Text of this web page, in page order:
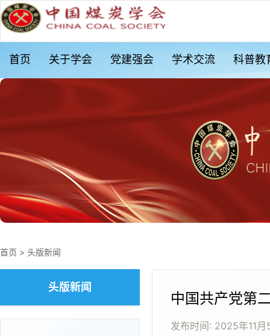
首页 关于学会 党建强会 学术交流 科普教
首页 > 头版新闻
头版新闻
中国共产党第
发布时间: 2025年11月